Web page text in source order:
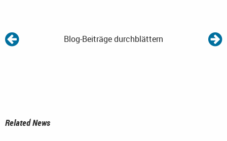
Blog-Beiträge durchblättern
Related News